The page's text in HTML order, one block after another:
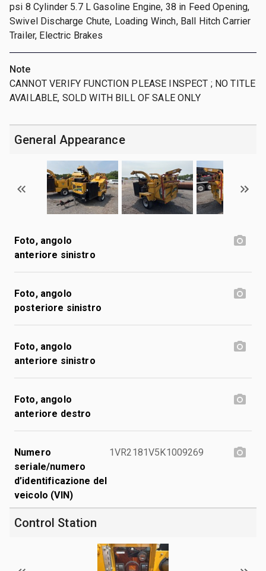
psi 8 Cylinder 5.7 L Gasoline Engine, 38 in Feed Opening,
Swivel Discharge Chute, Loading Winch, Ball Hitch Carrier
Trailer, Electric Brakes
Note
CANNOT VERIFY FUNCTION PLEASE INSPECT ; NO TITLE
AVAILABLE, SOLD WITH BILL OF SALE ONLY
General Appearance
Foto, angolo
anteriore sinistro
Foto, angolo
posteriore sinistro
Foto, angolo
anteriore sinistro
Foto, angolo
anteriore destro
Numero
seriale/numero
d’identificazione del
veicolo (VIN)
1VR2181V5K1009269
Control Station